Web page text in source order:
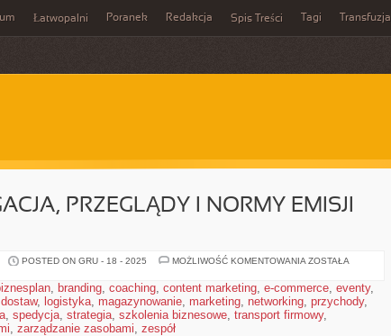
Łatwopalni Poranek Redakcja Spis Treści Tagi Transfuzja
PRZEGLĄDY I NORMY EMISJI
POSTED ON GRU - 18 - 2025 MOŻLIWOŚĆ KOMENTOWANIA HOMOLOGACJA,
NORMY
EMISJI
SPALIN
ZOSTAŁA
, branding, coaching, content marketing, e-commerce, eventy,
, logistyka, magazynowanie, marketing, networking, przychody,
, spedycja, strategia, szkolenia biznesowe, transport firmowy,
, zarządzanie zasobami, zespół